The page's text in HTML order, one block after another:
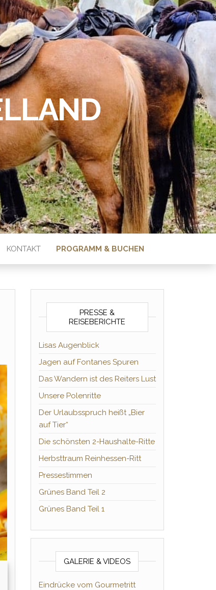
KONTAKT PROGRAMM & BUCHEN
PRESSE &
REISEBERICHTE
Lisas Augenblick
Jagen auf Fontanes Spuren
Das Wandern ist des Reiters Lust
Unsere Polenritte
Der Urlaubsspruch heißt „Bier
auf Tier“
Die schönsten 2-Haushalte-Ritte
Herbsttraum Reinhessen-Ritt
Pressestimmen
Grünes Band Teil 2
Grünes Band Teil 1
GALERIE & VIDEOS
Eindrücke vom Gourmetritt